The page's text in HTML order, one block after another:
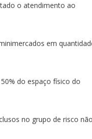
o atendimento ao
em
do espaço físico do
no grupo de risco não